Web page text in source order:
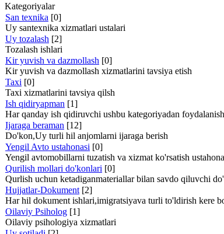
Kategoriyalar
San texnika [0]
Uy santexnika xizmatlari ustalari
Uy tozalash [2]
Tozalash ishlari
Kir yuvish va dazmollash [0]
Kir yuvish va dazmollash xizmatlarini tavsiya etish
Taxi [0]
Taxi xizmatlarini tavsiya qilsh
Ish qidiryapman [1]
Har qanday ish qidiruvchi ushbu kategoriyadan
Ijaraga beraman [12]
Do'kon,Uy turli hil anjomlarni ijaraga berish
Yengil Avto ustahonasi [0]
Yengil avtomobillarni tuzatish va xizmat ko'rsatish
Qurilish mollari do'konlari [0]
Qurlish uchun ketadiganmateriallar bilan savdo qiluvchi
Hujjatlar-Dokument [2]
Har hil dokument ishlari,imigratsiyava turli to'ldirish kere
Oilaviy Psiholog [1]
Oilaviy psihologiya xizmatlari